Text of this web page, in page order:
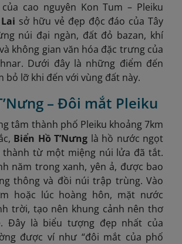
cao nguyên Kon Tum – Pleiku
sở hữu vẻ đẹp độc đáo của Tây
núi đại ngàn, đất đỏ bazan, khí
không gian văn hóa đặc trưng của
Dưới đây là những điểm đến
bỏ lỡ khi đến với vùng đất này.
– Đôi mắt Pleiku
tâm thành phố Pleiku khoảng 7km
Biển Hồ T’Nưng là hồ nước ngọt
từ một miệng núi lửa đã tắt.
năm trong xanh, yên ả, được bao
thông và đồi núi trập trùng. Vào
hoặc lúc hoàng hôn, mặt nước
trời, tạo nên khung cảnh nên thơ
Đây là biểu tượng đẹp nhất của
được ví như “đôi mắt của phố